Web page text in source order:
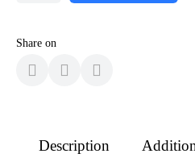
Share on
Description